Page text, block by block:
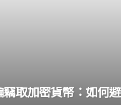
竊取加密貨幣：如何